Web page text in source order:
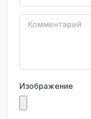
Изображение